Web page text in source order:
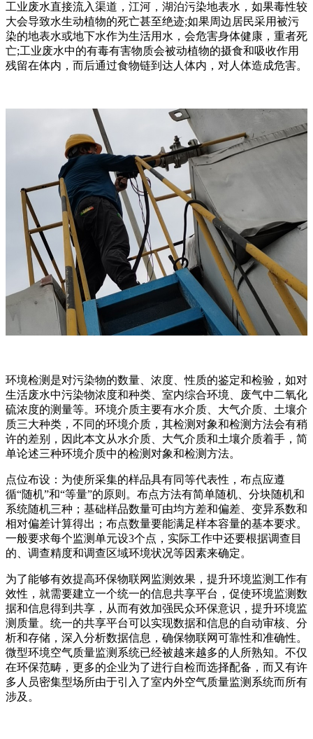
工业废水直接流入渠道，江河，湖泊污染地表水，如果毒性较
大会导致水生动植物的死亡甚至绝迹;如果周边居民采用被污
染的地表水或地下水作为生活用水，会危害身体健康，重者死
亡;工业废水中的有毒有害物质会被动植物的摄食和吸收作用
残留在体内，而后通过食物链到达人体内，对人体造成危害。
环境检测是对污染物的数量、浓度、性质的鉴定和检验，如对
生活废水中污染物浓度和种类、室内综合环境、废气中二氧化
硫浓度的测量等。环境介质主要有水介质、大气介质、土壤介
质三大种类，不同的环境介质，其检测对象和检测方法会有稍
许的差别，因此本文从水介质、大气介质和土壤介质着手，简
单论述三种环境介质中的检测对象和检测方法。
点位布设：为使所采集的样品具有同等代表性，布点应遵
循“随机”和“等量”的原则。布点方法有简单随机、分块随机和
系统随机三种；基础样品数量可由均方差和偏差、变异系数和
相对偏差计算得出；布点数量要能满足样本容量的基本要求。
一般要求每个监测单元设3个点，实际工作中还要根据调查目
的、调查精度和调查区域环境状况等因素来确定。
为了能够有效提高环保物联网监测效果，提升环境监测工作有
效性，就需要建立一个统一的信息共享平台，促使环境监测数
据和信息得到共享，从而有效加强民众环保意识，提升环境监
测质量。统一的共享平台可以实现数据和信息的自动审核、分
析和存储，深入分析数据信息，确保物联网可靠性和准确性。
微型环境空气质量监测系统已经被越来越多的人所熟知。不仅
在环保范畴，更多的企业为了进行自检而选择配备，而又有许
多人员密集型场所由于引入了室内外空气质量监测系统而所有
涉及。